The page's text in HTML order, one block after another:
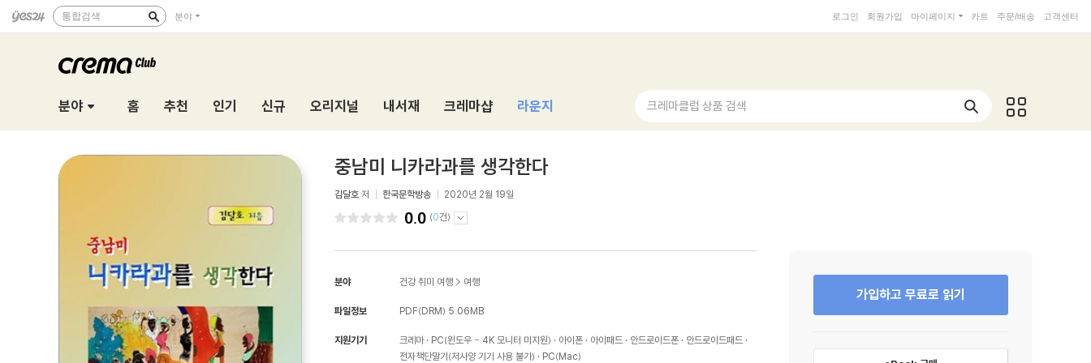
통합검색 분야 로그인 회원가입 마이페이지 카트 주문/배송 고객센터
분야 홈 추천 인기 신규 오리지널 내서재 크레마샵 라운지 크레마클럽 상품 검색
중남미 니카라과를 생각한다
김달호 저 한국문학방송 2020년 2월 19일
0.0 (0건)
분야 건강 취미 여행 > 여행
파일정보 PDF(DRM) 5.06MB
지원기기 크레마 PC(윈도우 - 4K 모니터 미지원) 아이폰 아이패드 안드로이드폰
안드로이드패드
전자책단말기(저사양 기기 사용 불가)
PC(Mac)
가입하고 무료로 읽기